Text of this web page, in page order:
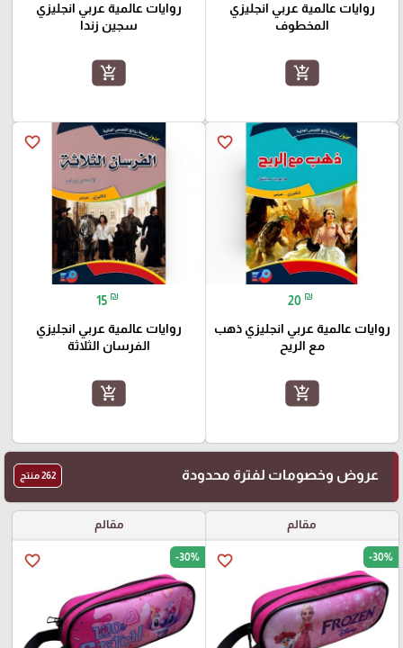
روايات عالمية عربي انجليزي
المخطوف
add_shopping_cart
روايات عالمية عربي انجليزي
سجين زندا
add_shopping_cart
favorite_border
20 ₪
روايات عالمية عربي انجليزي ذهب
مع الريح
add_shopping_cart
favorite_border
15 ₪
روايات عالمية عربي انجليزي
الفرسان الثلاثة
add_shopping_cart
عروض وخصومات لفترة محدودة 262 منتج
مقالم
favorite_border -30%
مقالم
favorite_border -30%